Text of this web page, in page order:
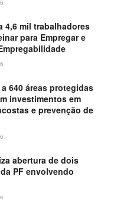
4,6 mil trabalhadores
para Empregar e
640 áreas protegidas
investimentos em
e prevenção de
abertura de dois
PF envolvendo